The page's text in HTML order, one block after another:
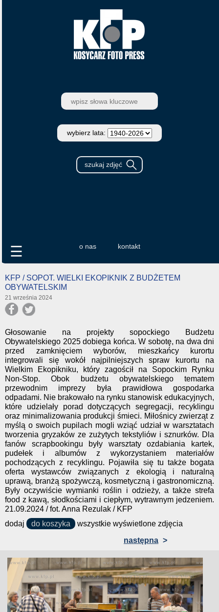
wybierz lata:
o nas kontakt
☰
KFP / SOPOT. WIELKI EKOPIKNIK Z BUDŻETEM
OBYWATELSKIM
21 września 2024
Głosowanie na projekty sopockiego Budżetu
Obywatelskiego 2025 dobiega końca. W sobotę, na dwa dni
przed zamknięciem wyborów, mieszkańcy kurortu
integrowali się wokół najpilniejszych spraw kurortu na
Wielkim Ekopikniku, który zagościł na Sopockim Rynku
Non-Stop. Obok budżetu obywatelskiego tematem
przewodnim imprezy była prawidłowa gospodarka
odpadami. Nie brakowało na rynku stanowisk edukacyjnych,
które udzielały porad dotyczących segregacji, recyklingu
oraz minimalizowania produkcji śmieci. Miłośnicy zwierząt z
myślą o swoich pupilach mogli wziąć udział w warsztatach
tworzenia gryzaków ze zużytych tekstyliów i sznurków. Dla
fanów scrapbookingu były warsztaty ozdabiania kartek,
pudełek i albumów z wykorzystaniem materiałów
pochodzących z recyklingu. Pojawiła się tu także bogata
oferta wystawców związanych z ekologią i naturalną
uprawą, branżą spożywczą, kosmetyczną i gastronomiczną.
Były oczywiście wymianki roślin i odzieży, a także strefa
food z kawą, słodkościami i ciepłym, wytrawnym jedzeniem.
21.09.2024 / fot. Anna Rezulak / KFP
dodaj
do koszyka
wszystkie wyświetlone zdjęcia
następna >